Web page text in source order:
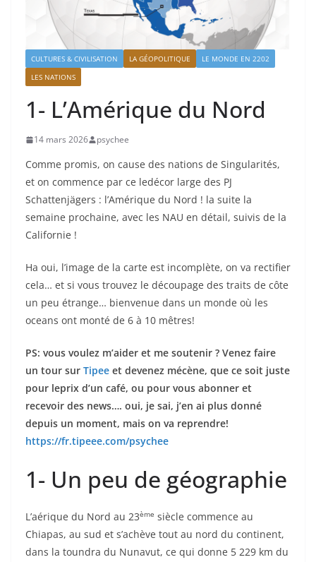
CULTURES & CIVILISATION LA GÉOPOLITIQUE
LE MONDE EN 2202
LES NATIONS
1- L’Amérique du Nord
14 mars 2026 psychee
Comme promis, on cause des nations de Singularités,
et on commence par ce ledécor large des PJ
Schattenjägers : l’Amérique du Nord ! la suite la
semaine prochaine, avec les NAU en détail, suivis de la
Californie !
Ha oui, l’image de la carte est incomplète, on va rectifier
cela… et si vous trouvez le découpage des traits de côte
un peu étrange… bienvenue dans un monde où les
oceans ont monté de 6 à 10 mêtres!
PS: vous voulez m’aider et me soutenir ? Venez faire
un tour sur Tipee et devenez mécène, que ce soit juste
pour leprix d’un café, ou pour vous abonner et
recevoir des news…. oui, je sai, j’en ai plus donné
depuis un moment, mais on va reprendre!
https://fr.tipeee.com/psychee
1- Un peu de géographie
L’aérique du Nord au 23ème siècle commence au
Chiapas, au sud et s’achève tout au nord du continent,
dans la toundra du Nunavut, ce qui donne 5 229 km du